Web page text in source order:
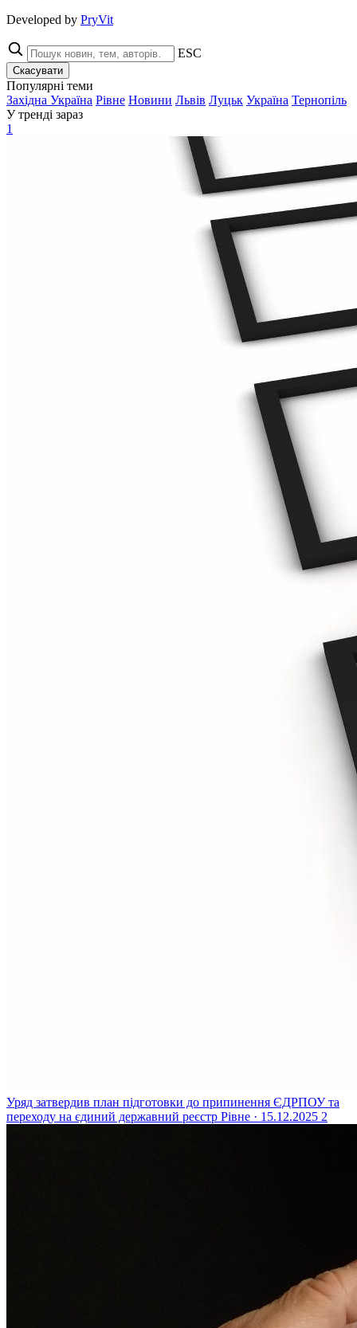
Developed by PryVit
ESC
Скасувати
Популярні теми
Західна Україна Рівне Новини Львів Луцьк Україна Тернопіль
У тренді зараз
1
Уряд затвердив план підготовки до припинення ЄДРПОУ та
переходу на єдиний державний реєстр Рівне · 15.12.2025 2